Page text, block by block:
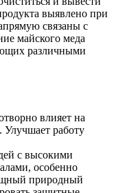
выявлено при
связаны с
майского меда
различными
влияет на
Улучшает работу
с высокими
особенно
природный